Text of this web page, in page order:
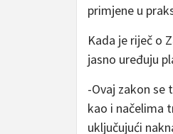
primjene u
Kada je riječ o
jasno uređuju
-Ovaj zakon se
kao i načelima
uključujući